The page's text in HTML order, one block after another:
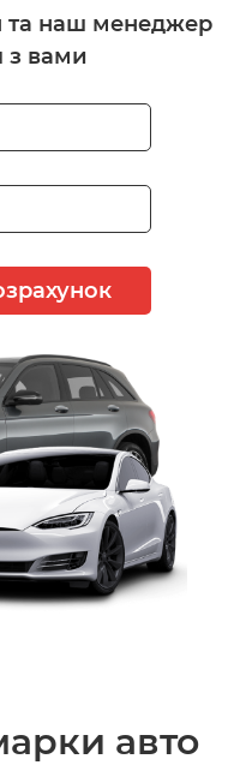
та наш менеджер
з вами
авто